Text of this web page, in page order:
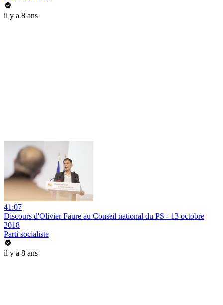
il y a 8 ans
41:07
Discours d'Olivier Faure au Conseil national du PS - 13 octobre
2018
Parti socialiste
il y a 8 ans